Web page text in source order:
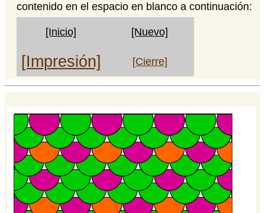
contenido en el espacio en blanco a continuación:
[Inicio] [Nuevo]
[Impresión] [Cierre]